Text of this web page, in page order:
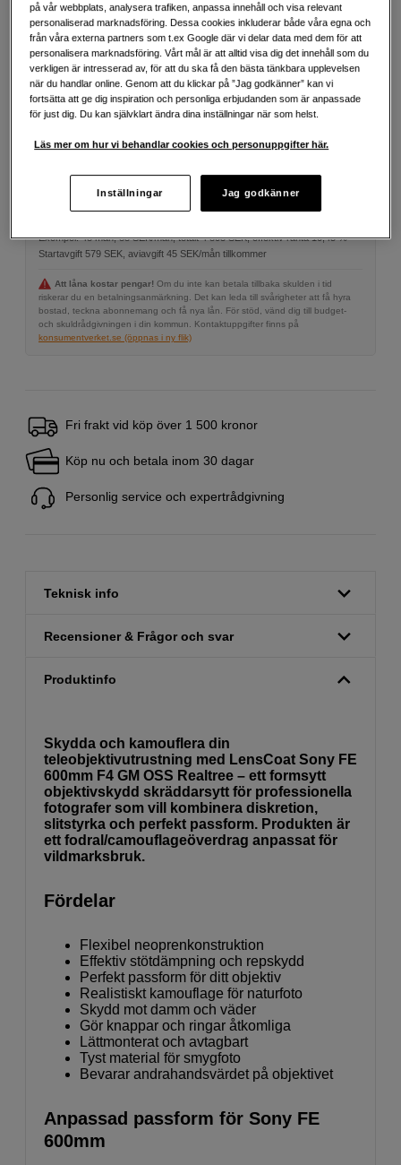
Realtree Edge Realtree Max 5
1 690 SEK
Lägg i kundvagn
Delbetala från 88 SEK/mån via
Exempel: 48 mån, 88 SEK/mån, totalt 4 803 SEK, effektiv ränta 10,45 %
Startavgift 579 SEK, aviavgift 45 SEK/mån tillkommer
Att låna kostar pengar! Om du inte kan betala tillbaka skulden i tid
riskerar du en betalningsanmärkning. Det kan leda till svårigheter att få hyra
bostad, teckna abonnemang och få nya lån. För stöd, vänd dig till budget-
och skuldrådgivningen i din kommun. Kontaktuppgifter finns på
konsumentverket.se (öppnas i ny flik)
Fri frakt vid köp över 1 500 kronor
Köp nu och betala inom 30 dagar
Personlig service och expertrådgivning
Teknisk info
Recensioner & Frågor och svar
Produktinfo
Skydda och kamouflera din
teleobjektivutrustning med LensCoat Sony FE
600mm F4 GM OSS Realtree – ett formsytt
objektivskydd skräddarsytt för professionella
fotografer som vill kombinera diskretion,
slitstyrka och perfekt passform. Produkten är
ett fodral/camouflageöverdrag anpassat för
vildmarksbruk.
Fördelar
Flexibel neoprenkonstruktion
Effektiv stötdämpning och repskydd
Perfekt passform för ditt objektiv
Realistiskt kamouflage för naturfoto
Skydd mot damm och väder
Gör knappar och ringar åtkomliga
Lättmonterat och avtagbart
Tyst material för smygfoto
Bevarar andrahandsvärdet på objektivet
Anpassad passform för Sony FE
600mm
på vår webbplats, analysera trafiken, anpassa innehåll och visa relevant
personaliserad marknadsföring. Dessa cookies inkluderar både våra egna och
från våra externa partners som t.ex Google där vi delar data med dem för att
personalisera marknadsföring. Vårt mål är att alltid visa dig det innehåll som du
verkligen är intresserad av, för att du ska få den bästa tänkbara upplevelsen
när du handlar online. Genom att du klickar på ”Jag godkänner” kan vi
fortsätta att ge dig inspiration och personliga erbjudanden som är anpassade
för just dig. Du kan självklart ändra dina inställningar när som helst.
Läs mer om hur vi behandlar cookies och personuppgifter här.
Inställningar Jag godkänner